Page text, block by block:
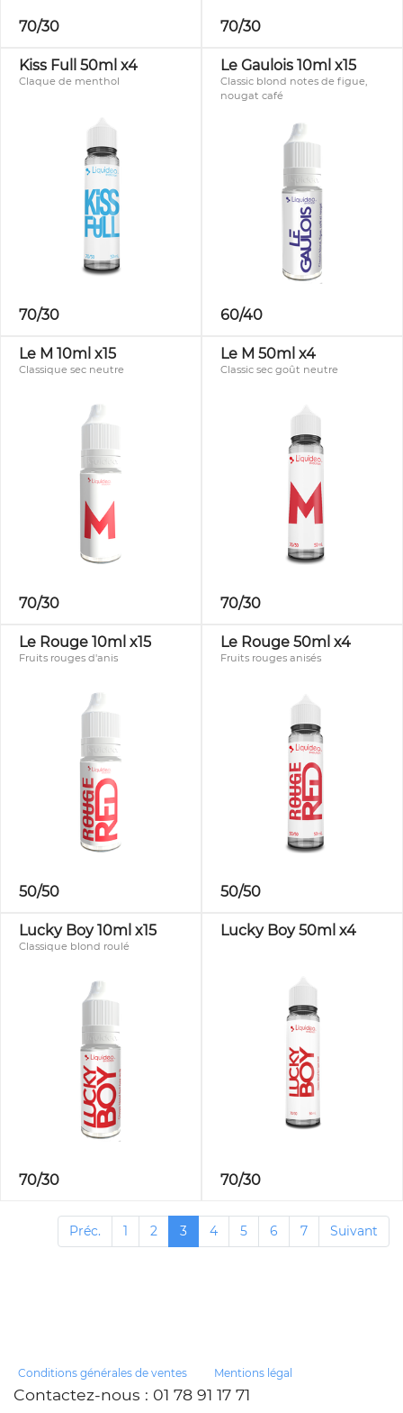
70/30 70/30
Kiss Full 50ml x4
Claque de menthol
70/30
Le Gaulois 10ml x15
Classic blond notes de figue,
nougat café
60/40
Le M 10ml x15
Classique sec neutre
70/30
Le M 50ml x4
Classic sec goût neutre
70/30
Le Rouge 10ml x15
Fruits rouges d'anis
50/50
Le Rouge 50ml x4
Fruits rouges anisés
50/50
Lucky Boy 10ml x15
Classique blond roulé
70/30
Lucky Boy 50ml x4
70/30
Préc. 1 2 3 4 5 6 7 Suivant
Conditions générales de ventes Mentions légal
Contactez-nous : 01 78 91 17 71